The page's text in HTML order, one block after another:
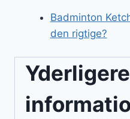
Badminton
den rigtige?
Yderligere